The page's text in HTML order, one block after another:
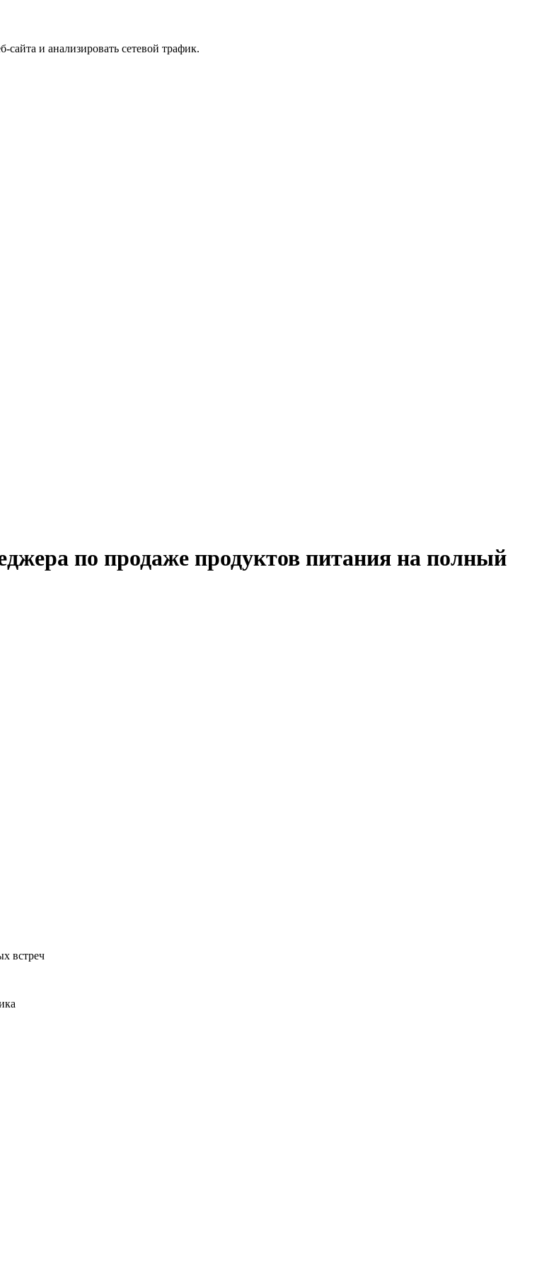
и анализировать сетевой трафик.
по продаже продуктов питания на полный
встреч